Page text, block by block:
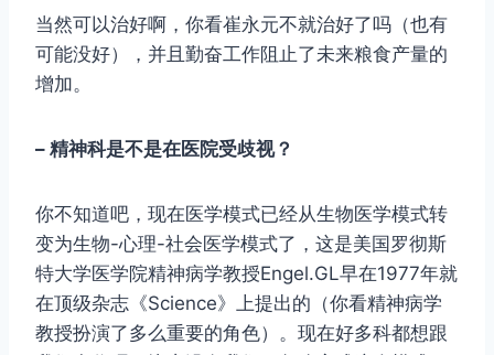
当然可以治好啊，你看崔永元不就治好了吗（也有
可能没好），并且勤奋工作阻止了未来粮食产量的
增加。
– 精神科是不是在医院受歧视？
你不知道吧，现在医学模式已经从生物医学模式转
变为生物-心理-社会医学模式了，这是美国罗彻斯
特大学医学院精神病学教授Engel.GL早在1977年就
在顶级杂志《Science》上提出的（你看精神病学
教授扮演了多么重要的角色）。现在好多科都想跟